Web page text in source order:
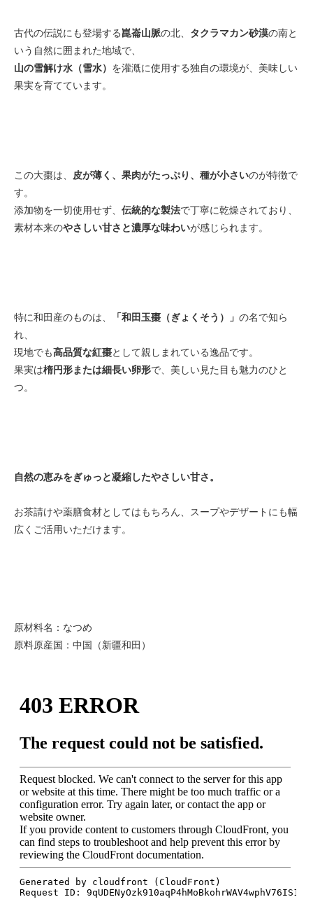
古代の伝説にも登場する崑崙山脈の北、 タクラマカン砂漠の南と
いう自然に囲まれた地域で、
山の雪解け水（雪水） を灌漑に使用する独自の環境が、美味しい
果実を育てています。
この大棗は、 皮が薄く、果肉がたっぷり、種が小さいのが特徴で
す。
添加物を一切使用せず、 伝統的な製法で丁寧に乾燥されており、
素材本来のやさしい甘さと濃厚な味わいが感じられます。
特に和田産のものは、 「和田玉棗（ぎょくそう）」 の名で知ら
れ、
現地でも高品質な紅棗として親しまれている逸品です。
果実は楕円形または細長い卵形で、美しい見た目も魅力のひと
つ。
自然の恵みをぎゅっと凝縮したやさしい甘さ。
お茶請けや薬膳食材としてはもちろん、スープやデザートにも幅
広くご活用いただけます。
原材料名：なつめ
原料原産国：中国（新疆和田）